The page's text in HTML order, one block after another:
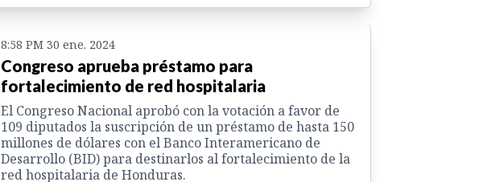
8:58 PM 30 ene. 2024
Congreso aprueba préstamo para
fortalecimiento de red hospitalaria
El Congreso Nacional aprobó con la votación a favor de
109 diputados la suscripción de un préstamo de hasta 150
millones de dólares con el Banco Interamericano de
Desarrollo (BID) para destinarlos al fortalecimiento de la
red hospitalaria de Honduras.